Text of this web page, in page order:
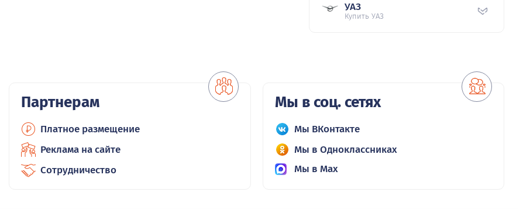
УАЗ
Купить УАЗ
Партнерам
Платное размещение
Реклама на сайте
Сотрудничество
Мы в соц. сетях
Мы ВКонтакте
Мы в Одноклассниках
Мы в Max